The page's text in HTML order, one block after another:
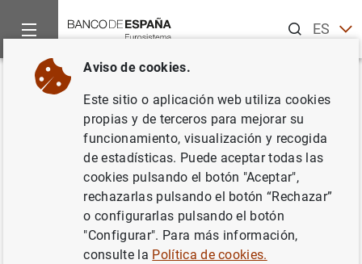
ESEN
Inicio Publicaciones
Volver
The effects of the introduction
of tax incentives on retirement
savings
Aviso de cookies.
Este sitio o aplicación web utiliza cookies
propias y de terceros para mejorar su
funcionamiento, visualización y recogida
de estadísticas. Puede aceptar todas las
cookies pulsando el botón "Aceptar",
rechazarlas pulsando el botón “Rechazar”
o configurarlas pulsando el botón
"Configurar". Para más información,
consulte la Política de cookies.